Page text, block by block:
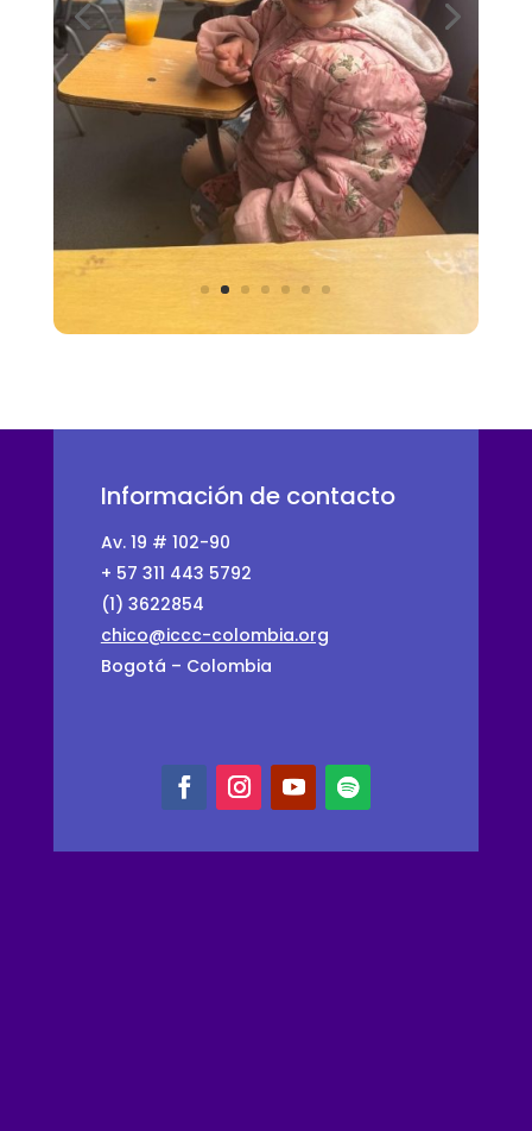
Información de contacto
Av. 19 # 102-90
+ 57 311 443 5792
(1) 3622854
chico@iccc-colombia.org
Bogotá – Colombia